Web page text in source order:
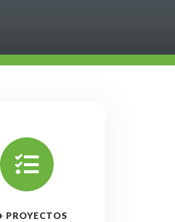

PROYECTOS